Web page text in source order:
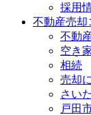
採用
不動産売却
不動
空き
相続
売却
さい
戸田